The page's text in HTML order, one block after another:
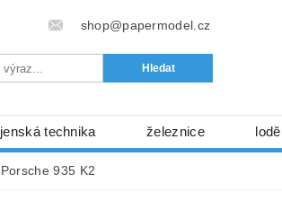
shop@papermodel.cz
technika železnice lodě
kosmická technika
Porsche 935 K2